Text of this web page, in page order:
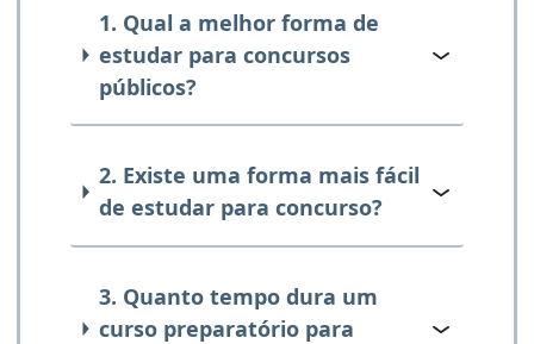
1. Qual a melhor forma de
estudar para concursos
públicos?
2. Existe uma forma mais fácil
de estudar para concurso?
3. Quanto tempo dura um
curso preparatório para